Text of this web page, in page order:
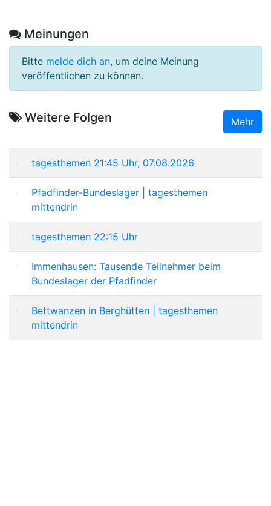
Meinungen
Bitte melde dich an, um deine Meinung
veröffentlichen zu können.
Weitere Folgen Mehr
tagesthemen 21:45 Uhr, 07.08.2026
Pfadfinder-Bundeslager | tagesthemen
mittendrin
tagesthemen 22:15 Uhr
Immenhausen: Tausende Teilnehmer beim
Bundeslager der Pfadfinder
Bettwanzen in Berghütten | tagesthemen
mittendrin